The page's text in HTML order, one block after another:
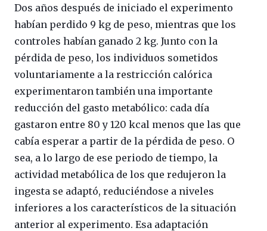
Dos años después de iniciado el experimento
habían perdido 9 kg de peso, mientras que los
controles habían ganado 2 kg. Junto con la
pérdida de peso, los individuos sometidos
voluntariamente a la restricción calórica
experimentaron también una importante
reducción del gasto metabólico: cada día
gastaron entre 80 y 120 kcal menos que las que
cabía esperar a partir de la pérdida de peso. O
sea, a lo largo de ese periodo de tiempo, la
actividad metabólica de los que redujeron la
ingesta se adaptó, reduciéndose a niveles
inferiores a los característicos de la situación
anterior al experimento. Esa adaptación